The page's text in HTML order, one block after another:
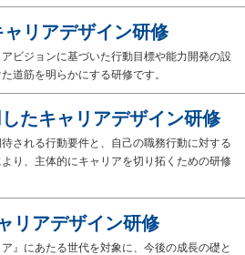
リアデザイン研修
ビジョンに基づいた行動目標や能力開発の設
道筋を明らかにする研修です。
たキャリアデザイン研修
される行動要件と、自己の職務行動に対する
り、主体的にキャリアを切り拓くための研修
リアデザイン研修
』にあたる世代を対象に、今後の成長の礎と